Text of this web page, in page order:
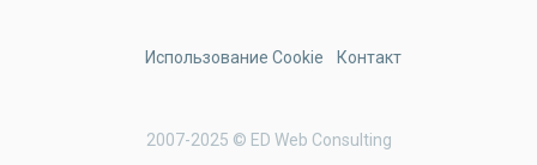
2007-2025 © ED Web Consulting
Использование Cookie Контакт